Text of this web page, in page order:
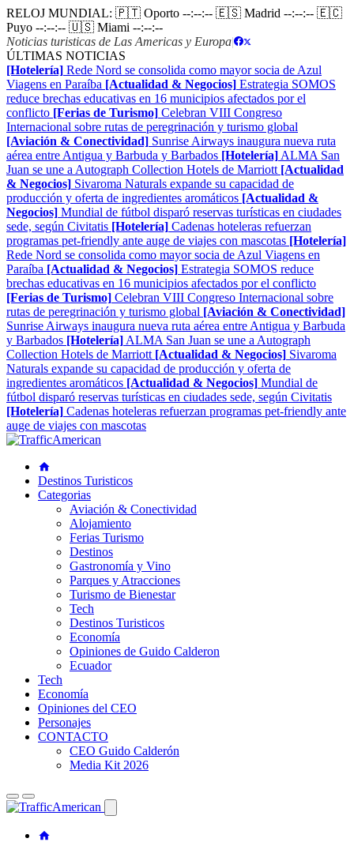
RELOJ MUNDIAL: 🇵🇹 Oporto --:--:-- 🇪🇸 Madrid --:--:-- 🇪🇨
Puyo --:--:-- 🇺🇸 Miami --:--:--
Noticias turisticas de Las Americas y Europa|
ÚLTIMAS NOTICIAS
[Hotelería] Rede Nord se consolida como mayor socia de Azul
Viagens en Paraíba [Actualidad & Negocios] Estrategia SOMOS
reduce brechas educativas en 16 municipios afectados por el
conflicto [Ferias de Turismo] Celebran VIII Congreso
Internacional sobre rutas de peregrinación y turismo global
[Aviación & Conectividad] Sunrise Airways inaugura nueva ruta
aérea entre Antigua y Barbuda y Barbados [Hotelería] ALMA San
Juan se une a Autograph Collection Hotels de Marriott [Actualidad
& Negocios] Sivaroma Naturals expande su capacidad de
producción y oferta de ingredientes aromáticos [Actualidad &
Negocios] Mundial de fútbol disparó reservas turísticas en ciudades
sede, según Civitatis [Hotelería] Cadenas hoteleras refuerzan
programas pet-friendly ante auge de viajes con mascotas [Hotelería]
Rede Nord se consolida como mayor socia de Azul Viagens en
Paraíba [Actualidad & Negocios] Estrategia SOMOS reduce
brechas educativas en 16 municipios afectados por el conflicto
[Ferias de Turismo] Celebran VIII Congreso Internacional sobre
rutas de peregrinación y turismo global [Aviación & Conectividad]
Sunrise Airways inaugura nueva ruta aérea entre Antigua y Barbuda
y Barbados [Hotelería] ALMA San Juan se une a Autograph
Collection Hotels de Marriott [Actualidad & Negocios] Sivaroma
Naturals expande su capacidad de producción y oferta de
ingredientes aromáticos [Actualidad & Negocios] Mundial de
fútbol disparó reservas turísticas en ciudades sede, según Civitatis
[Hotelería] Cadenas hoteleras refuerzan programas pet-friendly ante
auge de viajes con mascotas
Destinos Turisticos
Categorias
Aviación & Conectividad
Alojamiento
Ferias Turismo
Destinos
Gastronomía y Vino
Parques y Atracciones
Turismo de Bienestar
Tech
Destinos Turisticos
Economía
Opiniones de Guido Calderon
Ecuador
Tech
Economía
Opiniones del CEO
Personajes
CONTACTO
CEO Guido Calderón
Media Kit 2026